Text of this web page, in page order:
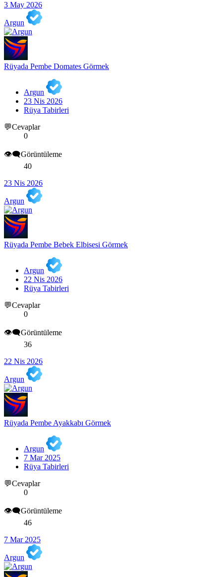
3 May 2026
Argun
Rüyada Pembe Domates Görmek
Argun
23 Nis 2026
Rüya Tabirleri
💬Cevaplar
0
👁️‍🗨️Görüntüleme
40
23 Nis 2026
Argun
Rüyada Pembe Bebek Elbisesi Görmek
Argun
22 Nis 2026
Rüya Tabirleri
💬Cevaplar
0
👁️‍🗨️Görüntüleme
36
22 Nis 2026
Argun
Rüyada Pembe Ayakkabı Görmek
Argun
7 Mar 2025
Rüya Tabirleri
💬Cevaplar
0
👁️‍🗨️Görüntüleme
46
7 Mar 2025
Argun